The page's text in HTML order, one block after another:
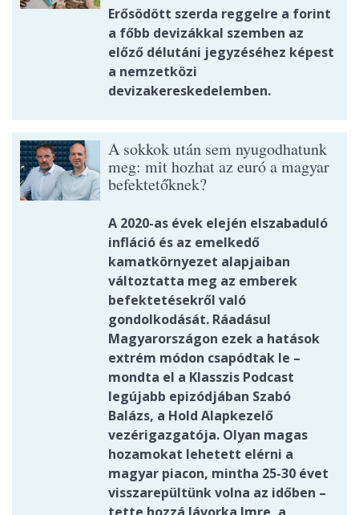
Erősödött szerda reggelre a forint
a főbb devizákkal szemben az
előző délutáni jegyzéséhez képest
a nemzetközi
devizakereskedelemben.
A sokkok után sem nyugodhatunk
meg: mit hozhat az euró a magyar
befektetőknek?
A 2020-as évek elején elszabaduló
infláció és az emelkedő
kamatkörnyezet alapjaiban
változtatta meg az emberek
befektetésekről való
gondolkodását. Ráadásul
Magyarországon ezek a hatások
extrém módon csapódtak le –
mondta el a Klasszis Podcast
legújabb epizódjában Szabó
Balázs, a Hold Alapkezelő
vezérigazgatója. Olyan magas
hozamokat lehetett elérni a
magyar piacon, mintha 25-30 évet
visszarepültünk volna az időben –